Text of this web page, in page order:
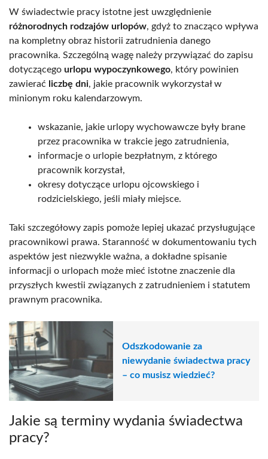
W świadectwie pracy istotne jest uwzględnienie
różnorodnych rodzajów urlopów, gdyż to znacząco wpływa
na kompletny obraz historii zatrudnienia danego
pracownika. Szczególną wagę należy przywiązać do zapisu
dotyczącego urlopu wypoczynkowego, który powinien
zawierać liczbę dni, jakie pracownik wykorzystał w
minionym roku kalendarzowym.
wskazanie, jakie urlopy wychowawcze były brane
przez pracownika w trakcie jego zatrudnienia,
informacje o urlopie bezpłatnym, z którego
pracownik korzystał,
okresy dotyczące urlopu ojcowskiego i
rodzicielskiego, jeśli miały miejsce.
Taki szczegółowy zapis pomoże lepiej ukazać przysługujące
pracownikowi prawa. Staranność w dokumentowaniu tych
aspektów jest niezwykle ważna, a dokładne spisanie
informacji o urlopach może mieć istotne znaczenie dla
przyszłych kwestii związanych z zatrudnieniem i statutem
prawnym pracownika.
Odszkodowanie za
niewydanie świadectwa pracy
– co musisz wiedzieć?
Jakie są terminy wydania świadectwa
pracy?